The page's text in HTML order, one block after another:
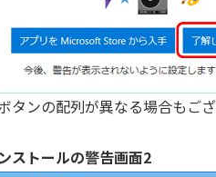
タンの配列が異なる場合もご
ストールの警告画面2